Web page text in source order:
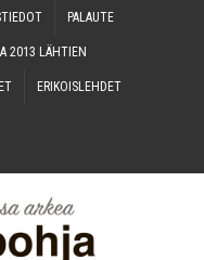
PALAU­TE
2013 LÄHTIEN
ERI­KOIS­LEH­DET